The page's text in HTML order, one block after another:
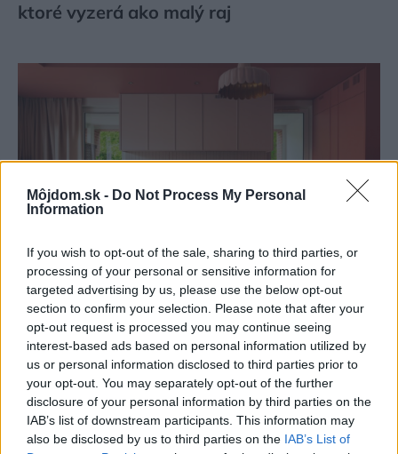
Môjdom.sk - Do Not Process My Personal
Information
If you wish to opt-out of the sale, sharing to third parties, or
processing of your personal or sensitive information for
targeted advertising by us, please use the below opt-out
section to confirm your selection. Please note that after your
opt-out request is processed you may continue seeing
interest-based ads based on personal information utilized by
us or personal information disclosed to third parties prior to
your opt-out. You may separately opt-out of the further
disclosure of your personal information by third parties on the
IAB’s list of downstream participants. This information may
also be disclosed by us to third parties on the IAB’s List of
ktoré vyzerá ako malý raj
K bytu ladili aj škáry v obklade. Majitelia
zbúrali stereotyp, bývanie vyzerá ako z
filmu svojského režiséra